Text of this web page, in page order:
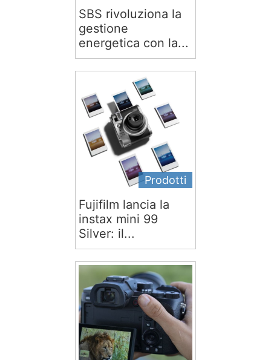
SBS rivoluziona la
gestione
energetica con la...
Prodotti
Fujifilm lancia la
instax mini 99
Silver: il...